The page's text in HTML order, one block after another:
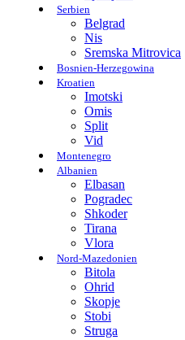
Serbien
Belgrad
Nis
Sremska Mitrovica
Bosnien-Herzegowina
Kroatien
Imotski
Omis
Split
Vid
Montenegro
Albanien
Elbasan
Pogradec
Shkoder
Tirana
Vlora
Nord-Mazedonien
Bitola
Ohrid
Skopje
Stobi
Struga